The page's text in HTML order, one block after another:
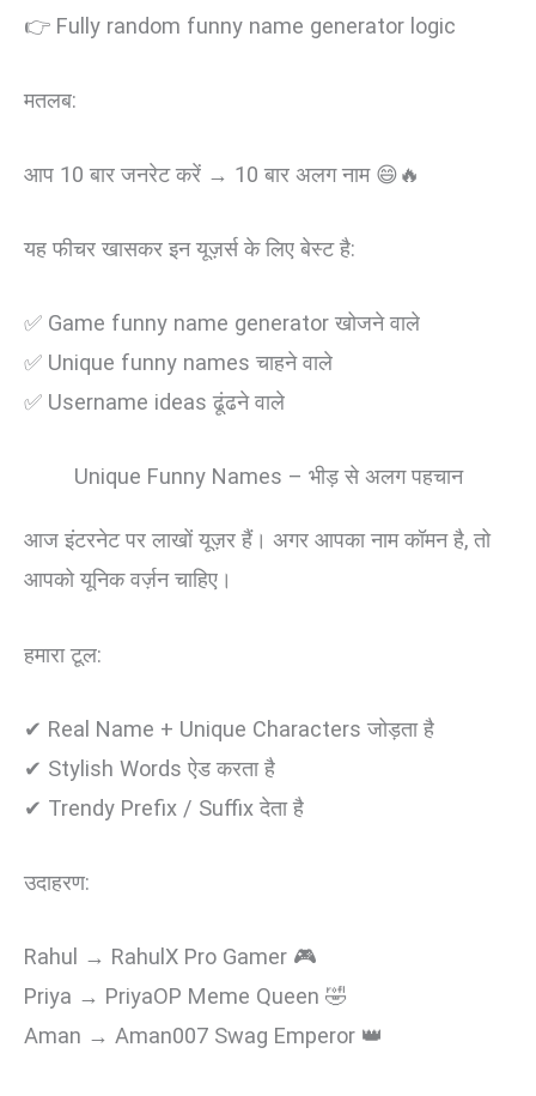
👉 Fully random funny name generator logic
मतलब:
आप 10 बार जनरेट करें → 10 बार अलग नाम 😄🔥
यह फीचर खासकर इन यूज़र्स के लिए बेस्ट है:
✅ Game funny name generator खोजने वाले
✅ Unique funny names चाहने वाले
✅ Username ideas ढूंढने वाले
Unique Funny Names – भीड़ से अलग पहचान
आज इंटरनेट पर लाखों यूज़र हैं। अगर आपका नाम कॉमन है, तो
आपको यूनिक वर्ज़न चाहिए।
हमारा टूल:
✔ Real Name + Unique Characters जोड़ता है
✔ Stylish Words ऐड करता है
✔ Trendy Prefix / Suffix देता है
उदाहरण:
Rahul → RahulX Pro Gamer 🎮
Priya → PriyaOP Meme Queen 🤣
Aman → Aman007 Swag Emperor 👑